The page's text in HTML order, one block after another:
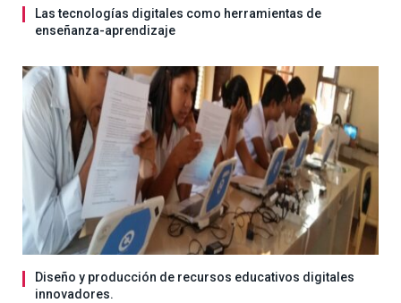
Las tecnologías digitales como herramientas de
enseñanza-aprendizaje
Diseño y producción de recursos educativos digitales
innovadores.